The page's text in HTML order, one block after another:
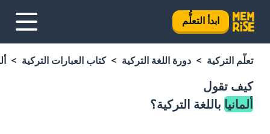
ابدأ التعلُّم
تعلَّم التركية دورة اللغة التركية كتاب العبارات التركية
كيف تقول
ألمانيا باللغة التركية؟